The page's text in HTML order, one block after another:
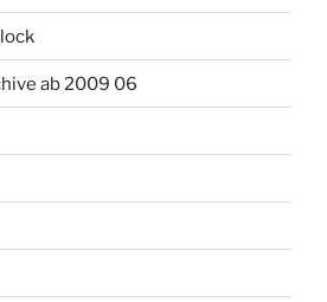
ab 2009 06